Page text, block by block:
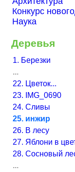
Конкурс
Наука
Деревья
1. Березки
...
22. Цветок...
23. IMG_0690
24. Сливы
25. инжир
26. В лесу
27. Яблони в
28. Сосновый
...